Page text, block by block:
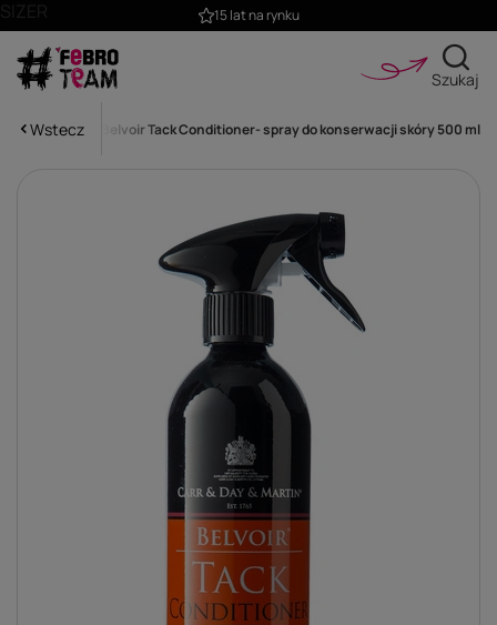
15 lat na rynku
Szukaj
Wstecz
Martin STEP 2 Belvoir Tack Conditioner- spray do konserwacji skóry 500 ml